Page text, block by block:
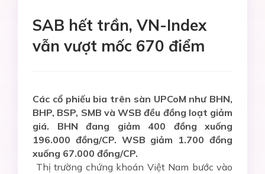
SAB hết trần, VN-Index
vẫn vượt mốc 670 điểm
Các cổ phiếu bia trên sàn UPCoM như BHN,
BHP, BSP, SMB và WSB đều đồng loạt giảm
giá. BHN đang giảm 400 đồng xuống
196.000 đồng/CP. WSB giảm 1.700 đồng
xuống 67.000 đồng/CP.
Thị trường chứng khoán Việt Nam bước vào